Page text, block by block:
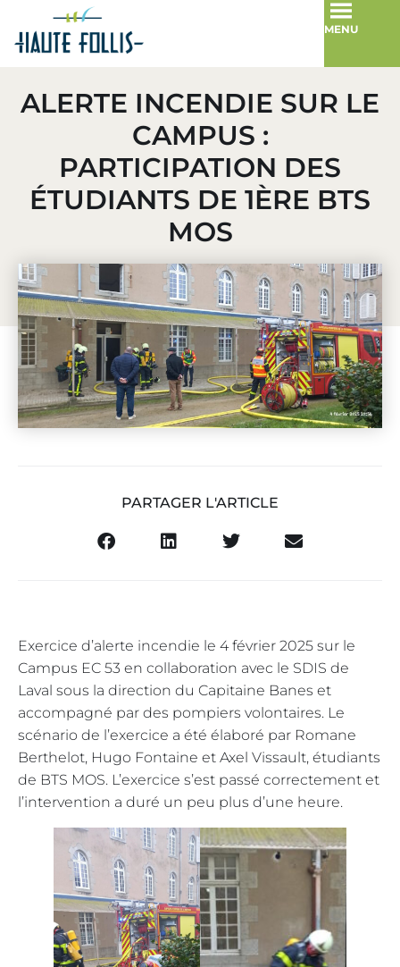
MENU
ALERTE INCENDIE SUR LE
CAMPUS :
PARTICIPATION DES
ÉTUDIANTS DE 1ÈRE BTS
MOS
10 février 2025
PARTAGER L'ARTICLE
Exercice d’alerte incendie le 4 février 2025 sur le
Campus EC 53 en collaboration avec le SDIS de
Laval sous la direction du Capitaine Banes et
accompagné par des pompiers volontaires. Le
scénario de l’exercice a été élaboré par Romane
Berthelot, Hugo Fontaine et Axel Vissault, étudiants
de BTS MOS. L’exercice s’est passé correctement et
l’intervention a duré un peu plus d’une heure.